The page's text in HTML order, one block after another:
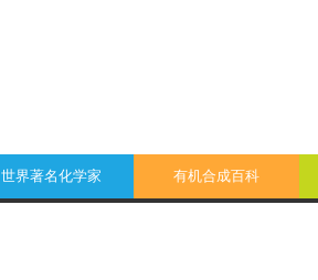
世界著名化学家 有机合成百科